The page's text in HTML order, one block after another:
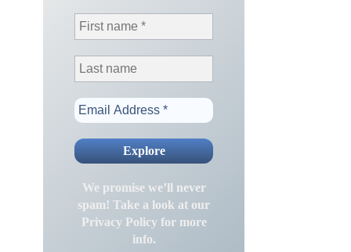
We promise we’ll never
spam! Take a look at our
Privacy Policyfor more
info.